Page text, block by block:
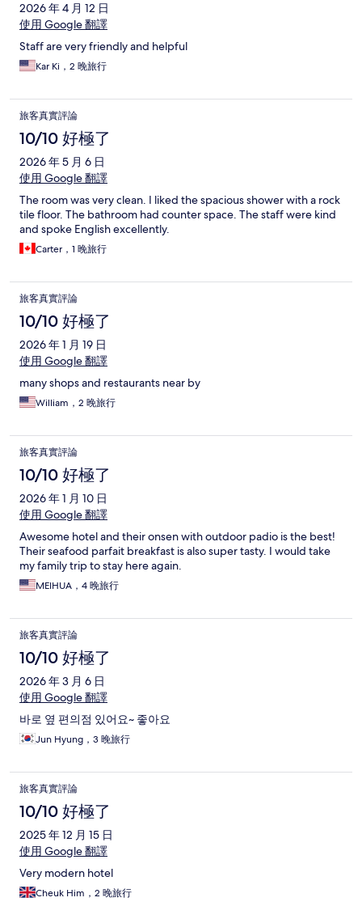
2026 年 4 月 12 日
使用 Google 翻譯
Staff are very friendly and helpful
Kar Ki，2 晚旅行
旅客真實評論
10/10 好極了
2026 年 5 月 6 日
使用 Google 翻譯
The room was very clean. I liked the spacious shower with a rock
tile floor. The bathroom had counter space. The staff were kind
and spoke English excellently.
Carter，1 晚旅行
旅客真實評論
10/10 好極了
2026 年 1 月 19 日
使用 Google 翻譯
many shops and restaurants near by
William，2 晚旅行
旅客真實評論
10/10 好極了
2026 年 1 月 10 日
使用 Google 翻譯
Awesome hotel and their onsen with outdoor padio is the best!
Their seafood parfait breakfast is also super tasty. I would take
my family trip to stay here again.
MEIHUA，4 晚旅行
旅客真實評論
10/10 好極了
2026 年 3 月 6 日
使用 Google 翻譯
바로 옆 편의점 있어요~ 좋아요
Jun Hyung，3 晚旅行
旅客真實評論
10/10 好極了
2025 年 12 月 15 日
使用 Google 翻譯
Very modern hotel
Cheuk Him，2 晚旅行